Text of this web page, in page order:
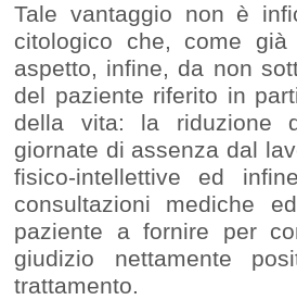
Tale vantaggio non è
citologico che, come
aspetto, infine, da non
del paziente riferito in
della vita: la riduzione
giornate di assenza dal
fisico-intellettive ed
consultazioni mediche
paziente a fornire per
giudizio nettamente
trattamento.